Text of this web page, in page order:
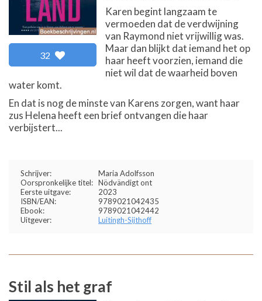
32
Karen begint langzaam te
vermoeden dat de verdwijning
van Raymond niet vrijwillig was.
Maar dan blijkt dat iemand het op
haar heeft voorzien, iemand die
niet wil dat de waarheid boven
water komt.
En dat is nog de minste van Karens zorgen, want haar
zus Helena heeft een brief ontvangen die haar
verbijstert...
Schrijver:
Maria Adolfsson
Oorspronkelijke titel: Nödvändigt ont
Eerste uitgave:
2023
ISBN/EAN:
9789021042435
Ebook:
9789021042442
Uitgever:
Luitingh-Sijthoff
Stil als het graf